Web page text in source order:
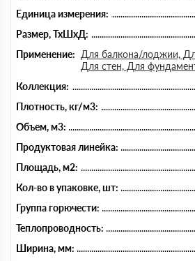
Единица измерения:
Размер, ТхШхД:
Применение: Для балкона/лоджии,
Для стен, Для
Коллекция:
Плотность, кг/м3:
Объем, м3:
Продуктовая линейка:
Площадь, м2:
Кол-во в упаковке, шт:
Группа горючести:
Теплопроводность:
Ширина, мм: